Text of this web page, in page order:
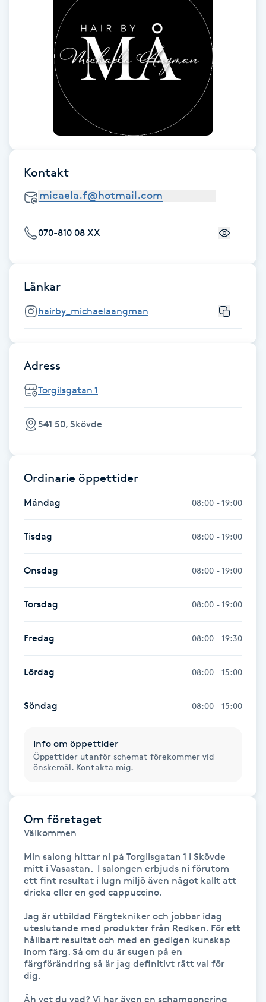
HIFU
Hollywood Peel
Hot yoga
Huduppstramning
Hudvård
Hyperhidros
Hårborttagning
Hårbottenbehandling
Hårförlängning
Hårvård
Hälsa
Hälsprickor
Idrottsmassage
IPL hårborttagning
IR-massage
Japansk massage
Katun fransar
Kemisk peeling
Keratinbehandling
Kontakt
070-810 08 XX
Länkar
hairby_michaelaangman
Adress
Torgilsgatan 1
541 50, Skövde
Ordinarie öppettider
Måndag 08:00 - 19:00
Tisdag 08:00 - 19:00
Onsdag 08:00 - 19:00
Torsdag 08:00 - 19:00
Fredag 08:00 - 19:30
Lördag 08:00 - 15:00
Söndag 08:00 - 15:00
Info om öppettider
Öppettider utanför schemat förekommer vid
önskemål. Kontakta mig.
Om företaget
Välkommen
Min salong hittar ni på Torgilsgatan 1 i Skövde
mitt i Vasastan.  I salongen erbjuds ni förutom
ett fint resultat i lugn miljö även något kallt att
dricka eller en god cappuccino.
Jag är utbildad Färgtekniker och jobbar idag
uteslutande med produkter från Redken. För ett
hållbart resultat och med en gedigen kunskap
inom färg. Så om du är sugen på en
färgförändring så är jag definitivt rätt val för
dig.
Åh vet du vad? Vi har även en schamponering